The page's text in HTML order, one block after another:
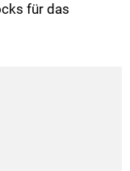
für das